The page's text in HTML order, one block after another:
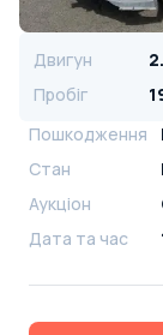
Двигун
Пробіг
Пошкодження
Стан
Аукціон
Дата та час